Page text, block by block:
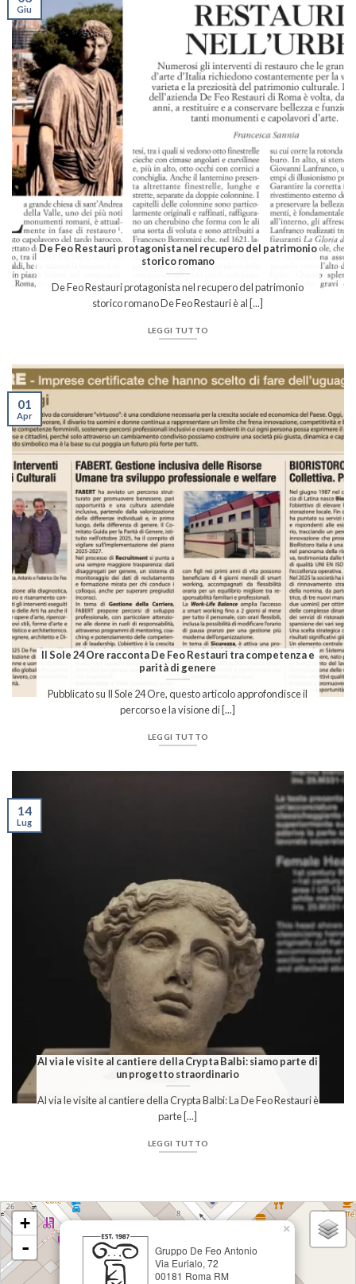
De Feo Restauri protagonista nel recupero del patrimonio
storico romano
De Feo Restauri protagonista nel recupero del patrimonio
storico romano De Feo Restauri è al [...]
LEGGI TUTTO
Giu
Il Sole 24 Ore racconta De Feo Restauri tra competenza e
parità di genere
Pubblicato su Il Sole 24 Ore, questo articolo approfondisce il
percorso e la visione di [...]
LEGGI TUTTO
01
Apr
Al via le visite al cantiere della Crypta Balbi: siamo parte di
un progetto straordinario
Al via le visite al cantiere della Crypta Balbi: La De Feo Restauri è
parte [...]
LEGGI TUTTO
14
Lug
Caricamento delle mappe in corso - restare in attesa...
×
Gruppo De Feo Antonio
Via Eurialo, 72
00181 Roma RM
+
-